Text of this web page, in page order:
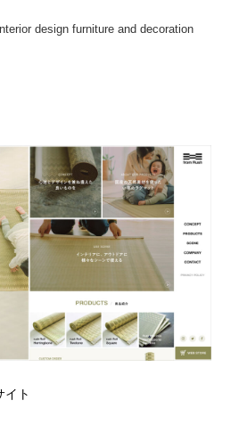
design furniture and decoration
イト